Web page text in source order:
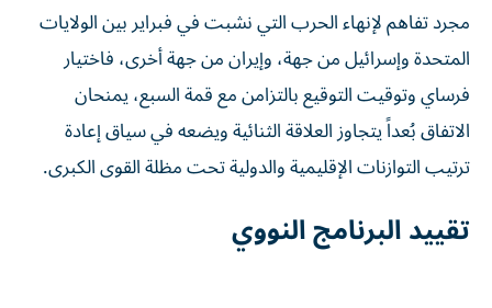
مجرد تفاهم لإنهاء الحرب التي نشبت في فبراير بين الولايات
المتحدة وإسرائيل من جهة، وإيران من جهة أخرى، فاختيار
فرساي وتوقيت التوقيع بالتزامن مع قمة السبع، يمنحان
الاتفاق بُعداً يتجاوز العلاقة الثنائية ويضعه في سياق إعادة
ترتيب التوازنات الإقليمية والدولية تحت مظلة القوى الكبرى.
تقييد البرنامج النووي